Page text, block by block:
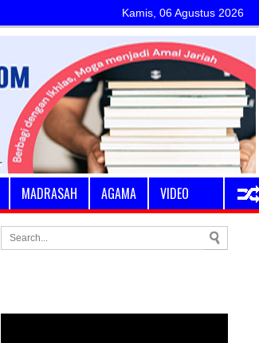
Kamis, 06 Agustus 2026
MADRASAH AGAMA VIDEO